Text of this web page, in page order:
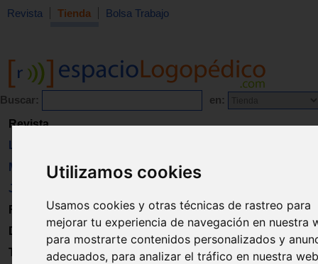
Utilizamos cookies
Usamos cookies y otras técnicas de rastreo para
mejorar tu experiencia de navegación en nuestra
para mostrarte contenidos personalizados y
adecuados, para analizar el tráfico en nuestra
Revista Tienda Bolsa Trabajo
Buscar: en:
Revista
Libros
Material
Juguetes
Formación
Directorio
Trabajo